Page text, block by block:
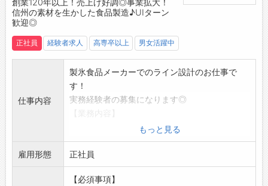
皆さんの応募をお待ちしております。
創業120年以上！売上げ好調◎事業拡大！
信州の素材を生かした食品製造♪UIターン
歓迎◎
正社員 経験者求人 高専卒以上 男女活躍中
仕事内容
製氷食品メーカーでのライン設計のお仕事で
す！
実務経験者の募集になります◎
・食品工場でのライン設計業務
◎機械設計、工場ライン設計、日常の営繕や工
程改善を通じて、将来の食品製造に関して新し
い視野・経験を持っていただけます。
もっと見る
雇用形態 正社員
【必須事項】